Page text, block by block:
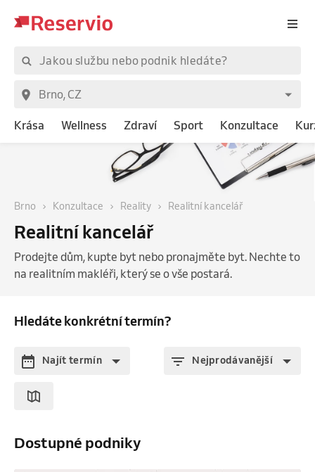
Krása Wellness Zdraví Sport Konzultace
Brno Konzultace Reality Realitní kancelář
Realitní kancelář
Prodejte dům, kupte byt nebo pronajměte byt. Nechte to
na realitním makléři, který se o vše postará.
Hledáte konkrétní termín?
Najít termín Nejprodávanější
Dostupné podniky